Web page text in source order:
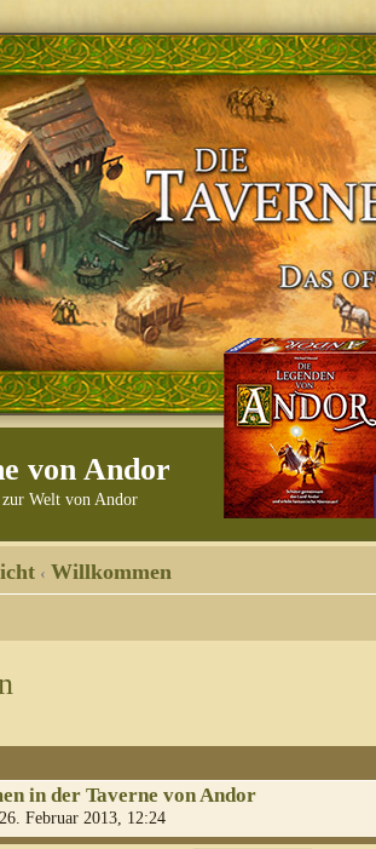
von Andor
Welt von Andor
‹ Willkommen
in der Taverne von Andor
Februar 2013, 12:24